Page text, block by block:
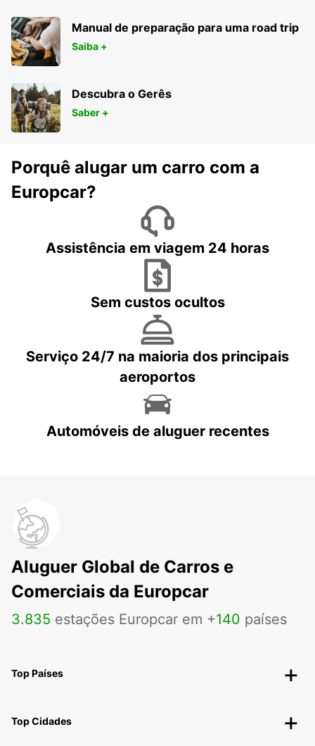
Manual de preparação para uma road trip
Saiba +
Descubra o Gerês
Saber +
Porquê alugar um carro com a
Europcar?
Assistência em viagem 24 horas
Sem custos ocultos
Serviço 24/7 na maioria dos principais
aeroportos
Automóveis de aluguer recentes
Aluguer Global de Carros e
Comerciais da Europcar
3.835 estações Europcar em +140 países
Top Países
Top Cidades